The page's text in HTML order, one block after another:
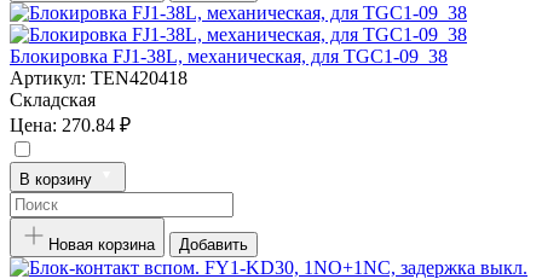
Блокировка FJ1-38L, механическая, для TGC1-09_38
Артикул: TEN420418
Складская
Цена: 270.84 ₽
В корзину
Новая корзина Добавить